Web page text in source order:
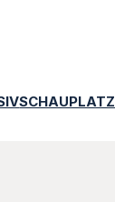
SCHAUPLATZ